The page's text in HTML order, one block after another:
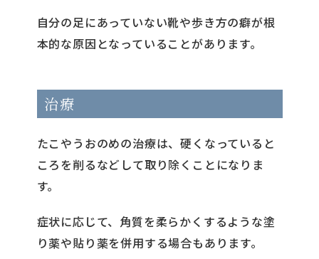
自分の足にあっていない靴や歩き方の癖が根
本的な原因となっていることがあります。
治療
たこやうおのめの治療は、硬くなっていると
ころを削るなどして取り除くことになりま
す。
症状に応じて、角質を柔らかくするような塗
り薬や貼り薬を併用する場合もあります。